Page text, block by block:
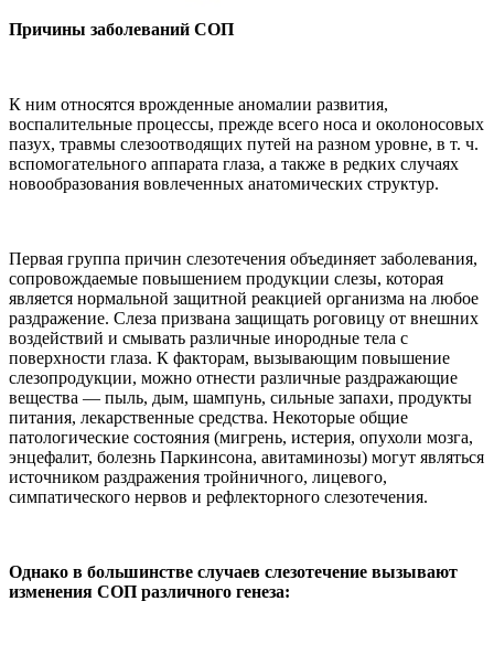
Причины заболеваний СОП
К ним относятся врожденные аномалии развития,
воспалительные процессы, прежде всего носа и околоносовых
пазух, травмы слезоотводящих путей на разном уровне, в т. ч.
вспомогательного аппарата глаза, а также в редких случаях
новообразования вовлеченных анатомических структур.
Первая группа причин слезотечения объединяет заболевания,
сопровождаемые повышением продукции слезы, которая
является нормальной защитной реакцией организма на любое
раздражение. Слеза призвана защищать роговицу от внешних
воздействий и смывать различные инородные тела с
поверхности глаза. К факторам, вызывающим повышение
слезопродукции, можно отнести различные раздражающие
вещества — пыль, дым, шампунь, сильные запахи, продукты
питания, лекарственные средства. Некоторые общие
патологические состояния (мигрень, истерия, опухоли мозга,
энцефалит, болезнь Паркинсона, авитаминозы) могут являться
источником раздражения тройничного, лицевого,
симпатического нервов и рефлекторного слезотечения.
Однако в большинстве случаев слезотечение вызывают
изменения СОП различного генеза: